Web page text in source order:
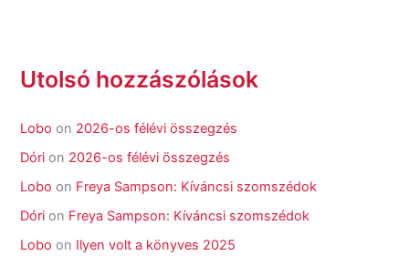
Utolsó hozzászólások
Lobo on 2026-os félévi összegzés
Dóri on 2026-os félévi összegzés
Lobo on Freya Sampson: Kíváncsi szomszédok
Dóri on Freya Sampson: Kíváncsi szomszédok
Lobo on Ilyen volt a könyves 2025